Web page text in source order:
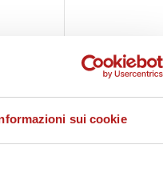
sui cookie